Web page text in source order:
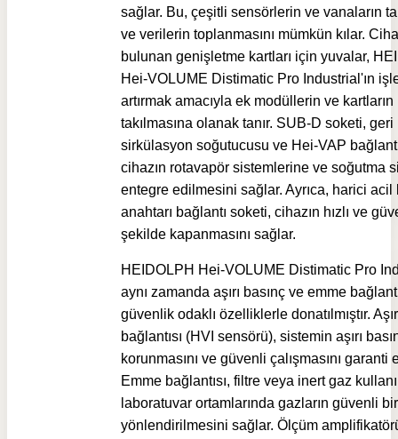
sağlar. Bu, çeşitli sensörlerin ve vanaların
ve verilerin toplanmasını mümkün kılar.
bulunan genişletme kartları için yuvalar,
Hei-VOLUME Distimatic Pro Industrial'ın
artırmak amacıyla ek modüllerin ve kartların
takılmasına olanak tanır. SUB-D soketi, geri
sirkülasyon soğutucusu ve Hei-VAP
cihazın rotavapör sistemlerine ve soğutma
entegre edilmesini sağlar. Ayrıca, harici acil
anahtarı bağlantı soketi, cihazın hızlı ve
şekilde kapanmasını sağlar.
HEIDOLPH Hei-VOLUME Distimatic Pro
aynı zamanda aşırı basınç ve emme
güvenlik odaklı özelliklerle donatılmıştır.
bağlantısı (HVI sensörü), sistemin aşırı
korunmasını ve güvenli çalışmasını garanti
Emme bağlantısı, filtre veya inert gaz
laboratuvar ortamlarında gazların güvenli
yönlendirilmesini sağlar. Ölçüm